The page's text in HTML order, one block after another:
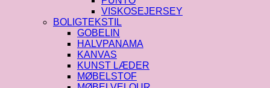
VISKOSEJERSEY
BOLIGTEKSTIL
GOBELIN
HALVPANAMA
KANVAS
KUNST LÆDER
MØBELSTOF